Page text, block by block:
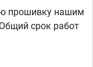
прошивку нашим
срок работ